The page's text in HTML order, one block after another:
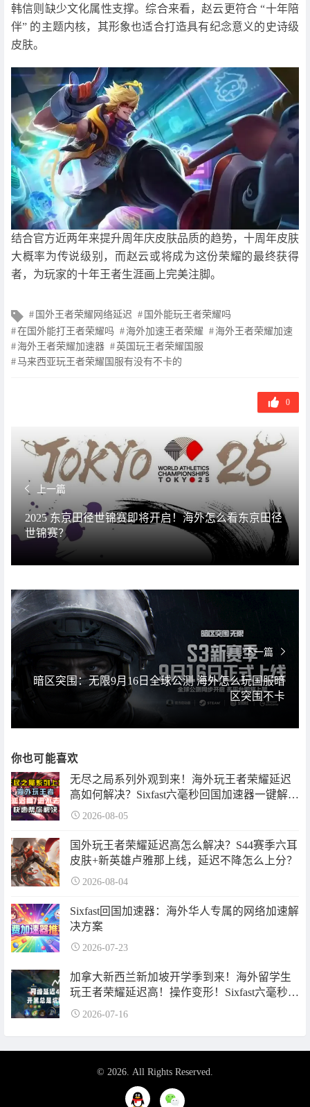
韩信则缺少文化属性支撑。综合来看，赵云更符合 “十年陪
伴” 的主题内核，其形象也适合打造具有纪念意义的史诗级
皮肤。
结合官方近两年来提升周年庆皮肤品质的趋势，十周年皮肤
大概率为传说级别，而赵云或将成为这份荣耀的最终获得
者，为玩家的十年王者生涯画上完美注脚。
文
章
标
签
国外王者荣耀网络延迟
国外能玩王者荣耀吗
在国外能打王者荣耀吗
海外加速王者荣耀
海外王者荣耀加速
海外王者荣耀加速器
英国玩王者荣耀国服
马来西亚玩王者荣耀国服有没有不卡的
0
上一篇
2025 东京田径世锦赛即将开启！海外怎么看东京田径
世锦赛？
下一篇
暗区突围：无限9月16日全球公测 海外怎么玩国服暗
区突围不卡
你也可能喜欢
无尽之局系列外观到来！海外玩王者荣耀延迟
高如何解决？Sixfast六毫秒回国加速器一键解
决！
2026-08-05
国外玩王者荣耀延迟高怎么解决？S44赛季六耳
皮肤+新英雄卢雅那上线，延迟不降怎么上分？
2026-08-04
Sixfast回国加速器：海外华人专属的网络加速解
决方案
2026-07-23
加拿大新西兰新加坡开学季到来！海外留学生
玩王者荣耀延迟高！操作变形！Sixfast六毫秒回
国加速器一键解决！
2026-07-16
© 2026. All Rights Reserved.